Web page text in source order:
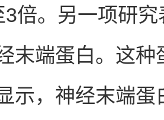
倍。另一项研
末端蛋白。这
示，神经末端